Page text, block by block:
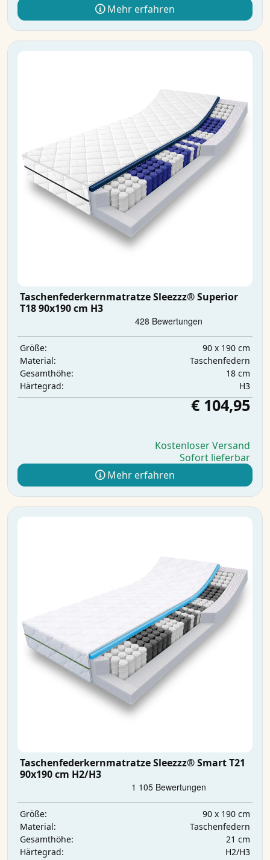
Mehr erfahren
Taschenfederkernmatratze Sleezzz® Superior
T18 90x190 cm H3
Größe:
90 x 190 cm
Material:
Taschenfedern
Gesamthöhe:
18 cm
Härtegrad:
H3
€ 104,95
Kostenloser Versand
Sofort lieferbar
Mehr erfahren
Taschenfederkernmatratze Sleezzz® Smart T21
90x190 cm H2/H3
Größe:
90 x 190 cm
Material:
Taschenfedern
Gesamthöhe:
21 cm
Härtegrad:
H2/H3